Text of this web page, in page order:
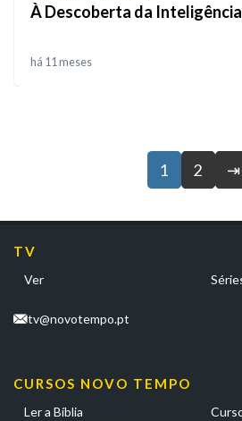
À Descoberta da
há 11 meses
1 2 ⇥
TV
Ver
tv@novotempo.pt
CURSOS NOVO TEMPO
Ler a Bíblia